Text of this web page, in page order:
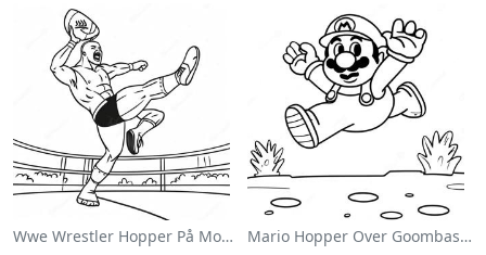
Wwe Wrestler Hopper På Modstander Farvelægningsside Mario Hopper Over Goombas Farvelægningsside